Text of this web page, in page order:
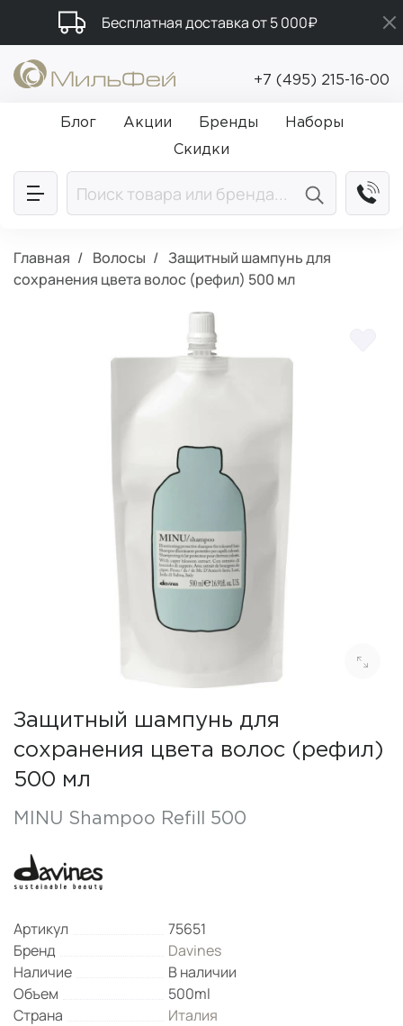
Бесплатная доставка от 5 000₽
Подарки в каждый заказ от 5 000₽
Промокод ПРИВЕТ
+7 (495) 215-16-00
Блог Акции Бренды
Наборы
Скидки
Главная Волосы
Защитный шампунь для
сохранения цвета волос (рефил) 500 мл
Защитный шампунь для
сохранения цвета волос (рефил)
500 мл
MINU Shampoo Refill 500
Артикул
75651
Бренд
Davines
Наличие
В наличии
Объем
500ml
Страна
Италия